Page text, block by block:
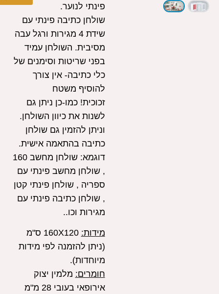
פינתי לנוער.
שולחן כתיבה פינתי עם
שידת 4 מגירות ורגל עבה
מסיבית. השולחן עמיד
בפני שריטות וסימנים של
כלי כתיבה- אין צורך
להוסיף משטח
זכוכית! כמו-כן ניתן גם
לשנות את כיוון השולחן.
וניתן להזמין גם שולחן
כתיבה בהתאמה אישית.
דוגמא: שולחן מחשב 160
, שולחן מחשב פינתי עם
ספריה , שולחן פינתי קטן
, שולחן כתיבה פינתי עם
מגירות וכו..
מידות:
160X120 ס"מ
(ניתן להזמנה לפי מידות
מיוחדות).
חומרים: מלמין יצוק
אירופאי בעובי 28 מ"מ